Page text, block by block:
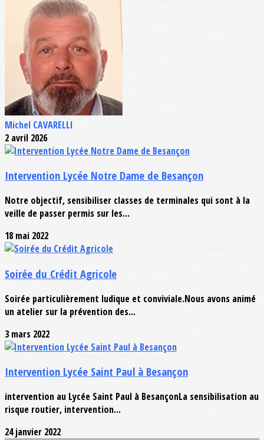
Michel CAVARELLI
2 avril 2026
Intervention Lycée Notre Dame de Besançon
Notre objectif, sensibiliser classes de terminales qui sont à la
veille de passer permis sur les...
18 mai 2022
Soirée du Crédit Agricole
Soirée particulièrement ludique et conviviale.Nous avons animé
un atelier sur la prévention des...
3 mars 2022
Intervention Lycée Saint Paul à Besançon
intervention au Lycée Saint Paul à BesançonLa sensibilisation au
risque routier, intervention...
24 janvier 2022